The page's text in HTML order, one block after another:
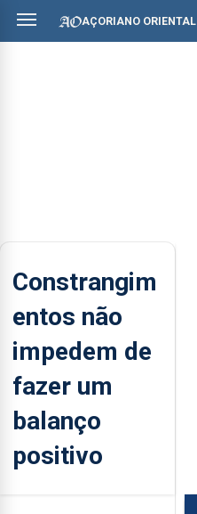
AÇORIANO ORIENTAL
Constrangim
entos não
impedem de
fazer um
balanço
positivo